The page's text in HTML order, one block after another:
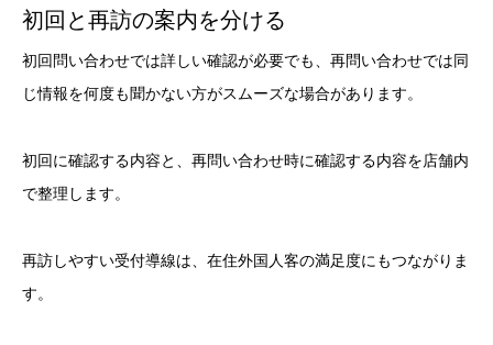
初回と再訪の案内を分ける
初回問い合わせでは詳しい確認が必要でも、再問い合わせでは同
じ情報を何度も聞かない方がスムーズな場合があります。
初回に確認する内容と、再問い合わせ時に確認する内容を店舗内
で整理します。
再訪しやすい受付導線は、在住外国人客の満足度にもつながりま
す。